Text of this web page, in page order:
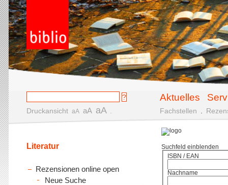
Aktuelles
Druckansicht aA aA aA Fachstellen
Suchfeld einblenden
ISBN / EAN
Nachname
Literatur
Rezensionen online open
Neue Suche